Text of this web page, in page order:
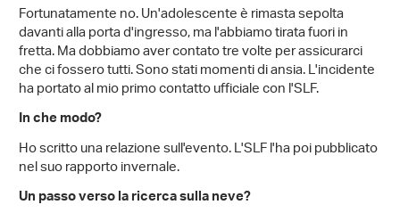
Fortunatamente no. Un'adolescente è rimasta sepolta
davanti alla porta d'ingresso, ma l'abbiamo tirata fuori in
fretta. Ma dobbiamo aver contato tre volte per assicurarci
che ci fossero tutti. Sono stati momenti di ansia. L'incidente
ha portato al mio primo contatto ufficiale con l'SLF.
In che modo?
Ho scritto una relazione sull'evento. L'SLF l'ha poi pubblicato
nel suo rapporto invernale.
Un passo verso la ricerca sulla neve?